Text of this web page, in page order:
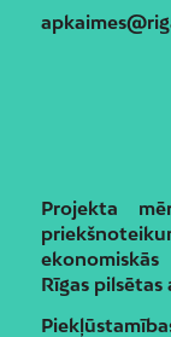
Projekta
Rīgas